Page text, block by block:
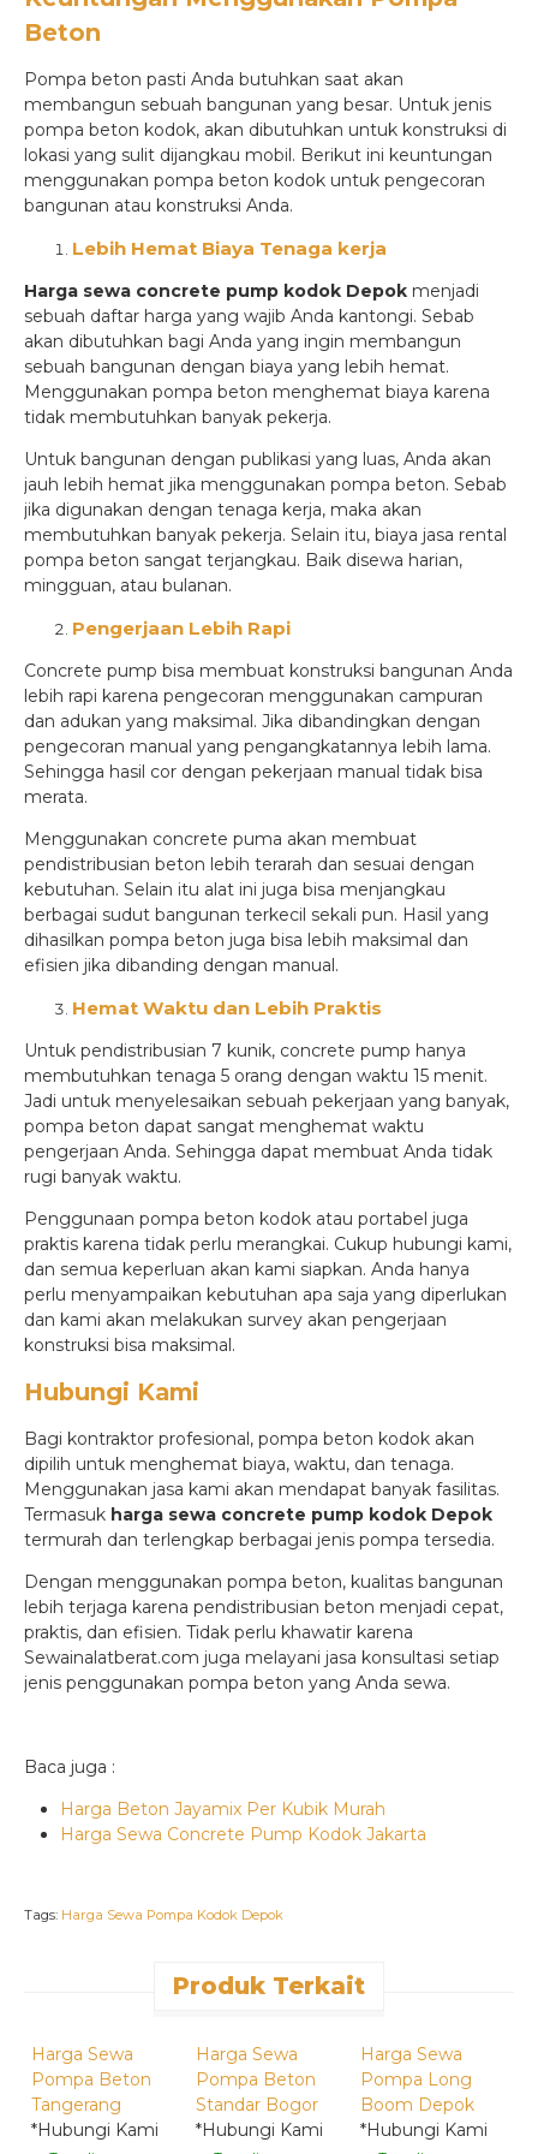
Beton
Pompa beton pasti Anda butuhkan saat akan
membangun sebuah bangunan yang besar. Untuk jenis
pompa beton kodok, akan dibutuhkan untuk konstruksi di
lokasi yang sulit dijangkau mobil. Berikut ini keuntungan
menggunakan pompa beton kodok untuk pengecoran
bangunan atau konstruksi Anda.
Lebih Hemat Biaya Tenaga kerja
Harga sewa concrete pump kodok Depok menjadi
sebuah daftar harga yang wajib Anda kantongi. Sebab
akan dibutuhkan bagi Anda yang ingin membangun
sebuah bangunan dengan biaya yang lebih hemat.
Menggunakan pompa beton menghemat biaya karena
tidak membutuhkan banyak pekerja.
Untuk bangunan dengan publikasi yang luas, Anda akan
jauh lebih hemat jika menggunakan pompa beton. Sebab
jika digunakan dengan tenaga kerja, maka akan
membutuhkan banyak pekerja. Selain itu, biaya jasa rental
pompa beton sangat terjangkau. Baik disewa harian,
mingguan, atau bulanan.
Pengerjaan Lebih Rapi
Concrete pump bisa membuat konstruksi bangunan Anda
lebih rapi karena pengecoran menggunakan campuran
dan adukan yang maksimal. Jika dibandingkan dengan
pengecoran manual yang pengangkatannya lebih lama.
Sehingga hasil cor dengan pekerjaan manual tidak bisa
merata.
Menggunakan concrete puma akan membuat
pendistribusian beton lebih terarah dan sesuai dengan
kebutuhan. Selain itu alat ini juga bisa menjangkau
berbagai sudut bangunan terkecil sekali pun. Hasil yang
dihasilkan pompa beton juga bisa lebih maksimal dan
efisien jika dibanding dengan manual.
Hemat Waktu dan Lebih Praktis
Untuk pendistribusian 7 kunik, concrete pump hanya
membutuhkan tenaga 5 orang dengan waktu 15 menit.
Jadi untuk menyelesaikan sebuah pekerjaan yang banyak,
pompa beton dapat sangat menghemat waktu
pengerjaan Anda. Sehingga dapat membuat Anda tidak
rugi banyak waktu.
Penggunaan pompa beton kodok atau portabel juga
praktis karena tidak perlu merangkai. Cukup hubungi kami,
dan semua keperluan akan kami siapkan. Anda hanya
perlu menyampaikan kebutuhan apa saja yang diperlukan
dan kami akan melakukan survey akan pengerjaan
konstruksi bisa maksimal.
Hubungi Kami
Bagi kontraktor profesional, pompa beton kodok akan
dipilih untuk menghemat biaya, waktu, dan tenaga.
Menggunakan jasa kami akan mendapat banyak fasilitas.
Termasuk harga sewa concrete pump kodok Depok
termurah dan terlengkap berbagai jenis pompa tersedia.
Dengan menggunakan pompa beton, kualitas bangunan
lebih terjaga karena pendistribusian beton menjadi cepat,
praktis, dan efisien. Tidak perlu khawatir karena
Sewainalatberat.com juga melayani jasa konsultasi setiap
jenis penggunakan pompa beton yang Anda sewa.
Baca juga :
Harga Beton Jayamix Per Kubik Murah
Harga Sewa Concrete Pump Kodok Jakarta
Tags: Harga Sewa Pompa Kodok Depok
Produk Terkait
Harga Sewa
Pompa Beton
Tangerang
*Hubungi Kami
*Hubungi
Harga Sewa
Pompa Beton
Standar Bogor
*Hubungi Kami
Harga Sewa
Pompa Long
Boom Depok
*Hubungi Kami